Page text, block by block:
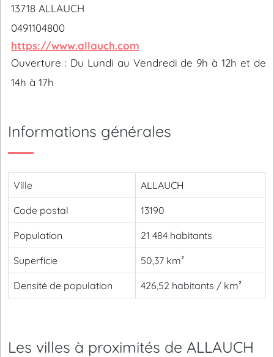
13718 ALLAUCH
0491104800
https://www.allauch.com
Ouverture : Du Lundi au Vendredi de 9h à 12h et de
14h à 17h
Informations générales
Ville ALLAUCH
Code postal 13190
Population 21 484 habitants
Superficie 50,37 km²
Densité de population 426,52 habitants / km²
Les villes à proximités de ALLAUCH